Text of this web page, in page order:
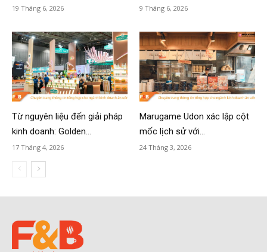
19 Tháng 6, 2026 9 Tháng 6, 2026
Từ nguyên liệu đến giải pháp
kinh doanh: Golden...
17 Tháng 4, 2026
Marugame Udon xác lập cột
mốc lịch sử với...
24 Tháng 3, 2026